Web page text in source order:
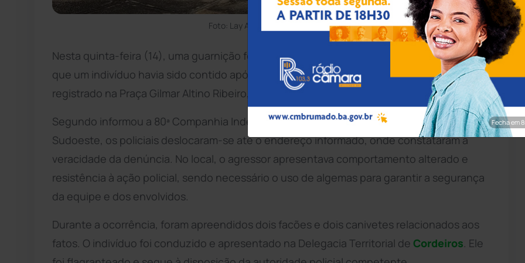
Foto: Lay Amorim/Achei Sudoeste
Nesta quinta-feira (14), uma guarnição foi acionada pela Guarda Municipal, que informou
que um indivíduo havia sido contido após agredir um familiar com golpe de faca. O caso foi
registrado na Praça Gilmar Altino Ribeiro, no centro da cidade de
Segundo informou a 80ª Companhia Independente dePolícia Militar
(CIPM) ao site Achei
Sudoeste, os policiais deslocaram-se até o endereço informado, onde constataram a
veracidade da denúncia. No local, o agressor apresentava comportamento alterado e
resistência à ação policial, sendo necessário o uso de algemas para garantir a segurança
da equipe e dos envolvidos.
Durante a ocorrência, foram apreendidos dois facões e dois canivetes relacionados aos
fatos. O indivíduo foi conduzido e apresentado na Delegacia Territorial de Cordeiros. Ele
Fecha em